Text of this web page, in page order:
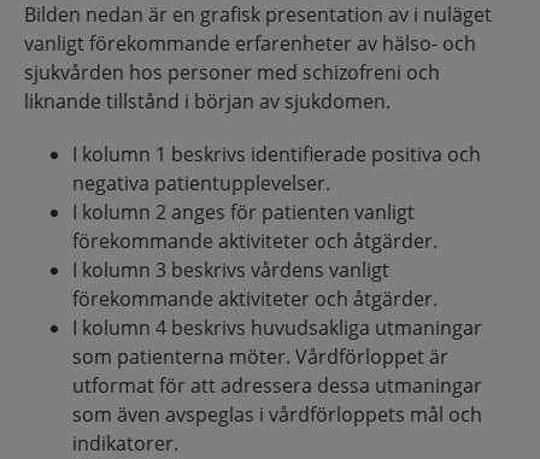
Bilden nedan är en grafisk presentation av i nuläget
vanligt förekommande erfarenheter av hälso- och
sjukvården hos personer med schizofreni och
liknande tillstånd i början av sjukdomen.
I kolumn 1 beskrivs identifierade positiva och
negativa patientupplevelser.
I kolumn 2 anges för patienten vanligt
förekommande aktiviteter och åtgärder.
I kolumn 3 beskrivs vårdens vanligt
förekommande aktiviteter och åtgärder.
I kolumn 4 beskrivs huvudsakliga utmaningar
som patienterna möter. Vårdförloppet är
utformat för att adressera dessa utmaningar
som även avspeglas i vårdförloppets mål och
indikatorer.